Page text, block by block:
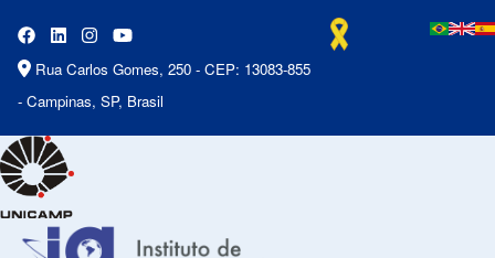
Rua Carlos Gomes, 250 - CEP: 13083-855
- Campinas, SP, Brasil